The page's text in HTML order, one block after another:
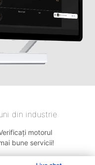
din industrie
motorul
bune servicii!